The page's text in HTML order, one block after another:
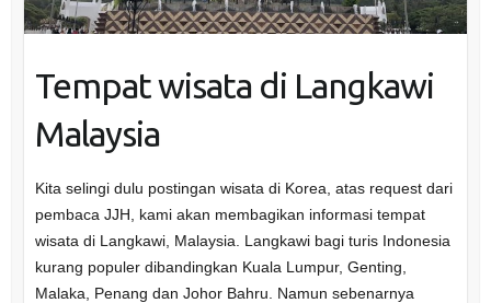
Tempat wisata di Langkawi
Malaysia
Kita selingi dulu postingan wisata di Korea, atas request dari
pembaca JJH, kami akan membagikan informasi tempat
wisata di Langkawi, Malaysia. Langkawi bagi turis Indonesia
kurang populer dibandingkan Kuala Lumpur, Genting,
Malaka, Penang dan Johor Bahru. Namun sebenarnya